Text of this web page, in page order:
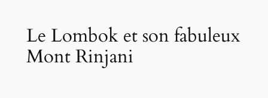
Le Lombok et son fabuleux
Mont Rinjani